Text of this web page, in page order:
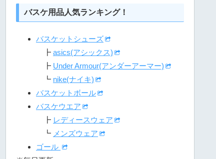
バスケ用品人気ランキング！
バスケットシューズ
┣ asics(アシックス)
┣ Under Armour(アンダーアーマー)
┗ nike(ナイキ)
バスケットボール
バスケウエア
┣ レディースウェア
┗ メンズウェア
ゴール